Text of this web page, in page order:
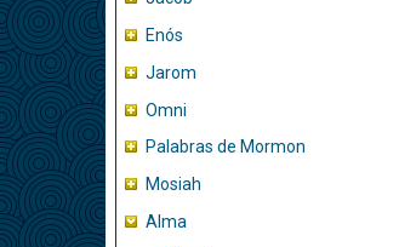
Enós
Jarom
Omni
Palabras de Mormon
Mosiah
Alma